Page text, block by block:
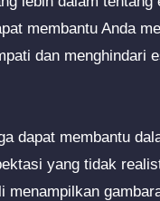
membantu Anda
dan menghindari
dapat membantu
yang tidak
menampilkan